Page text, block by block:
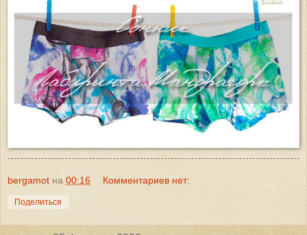
bergamot на 00:16 Комментариев нет:
Поделиться